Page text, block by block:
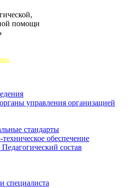
помощи
управления организацией
стандарты
обеспечение
состав
специалиста